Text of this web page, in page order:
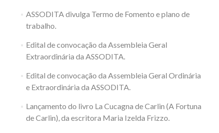
ASSODITA divulga Termo de Fomento e plano de
trabalho.
Edital de convocação da Assembleia Geral
Extraordinária da ASSODITA.
Edital de convocação da Assembleia Geral Ordinária
e Extraordinária da ASSODITA.
Lançamento do livro La Cucagna de Carlin (A Fortuna
de Carlin), da escritora Maria Izelda Frizzo.